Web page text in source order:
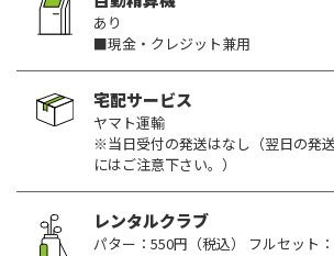
あり
■現金・クレジット兼用
宅配サービス
ヤマト運輸
※当日受付の発送はなし（翌日の発
にはご注意下さい。）
レンタルクラブ
パター：550円（税込） フルセット：